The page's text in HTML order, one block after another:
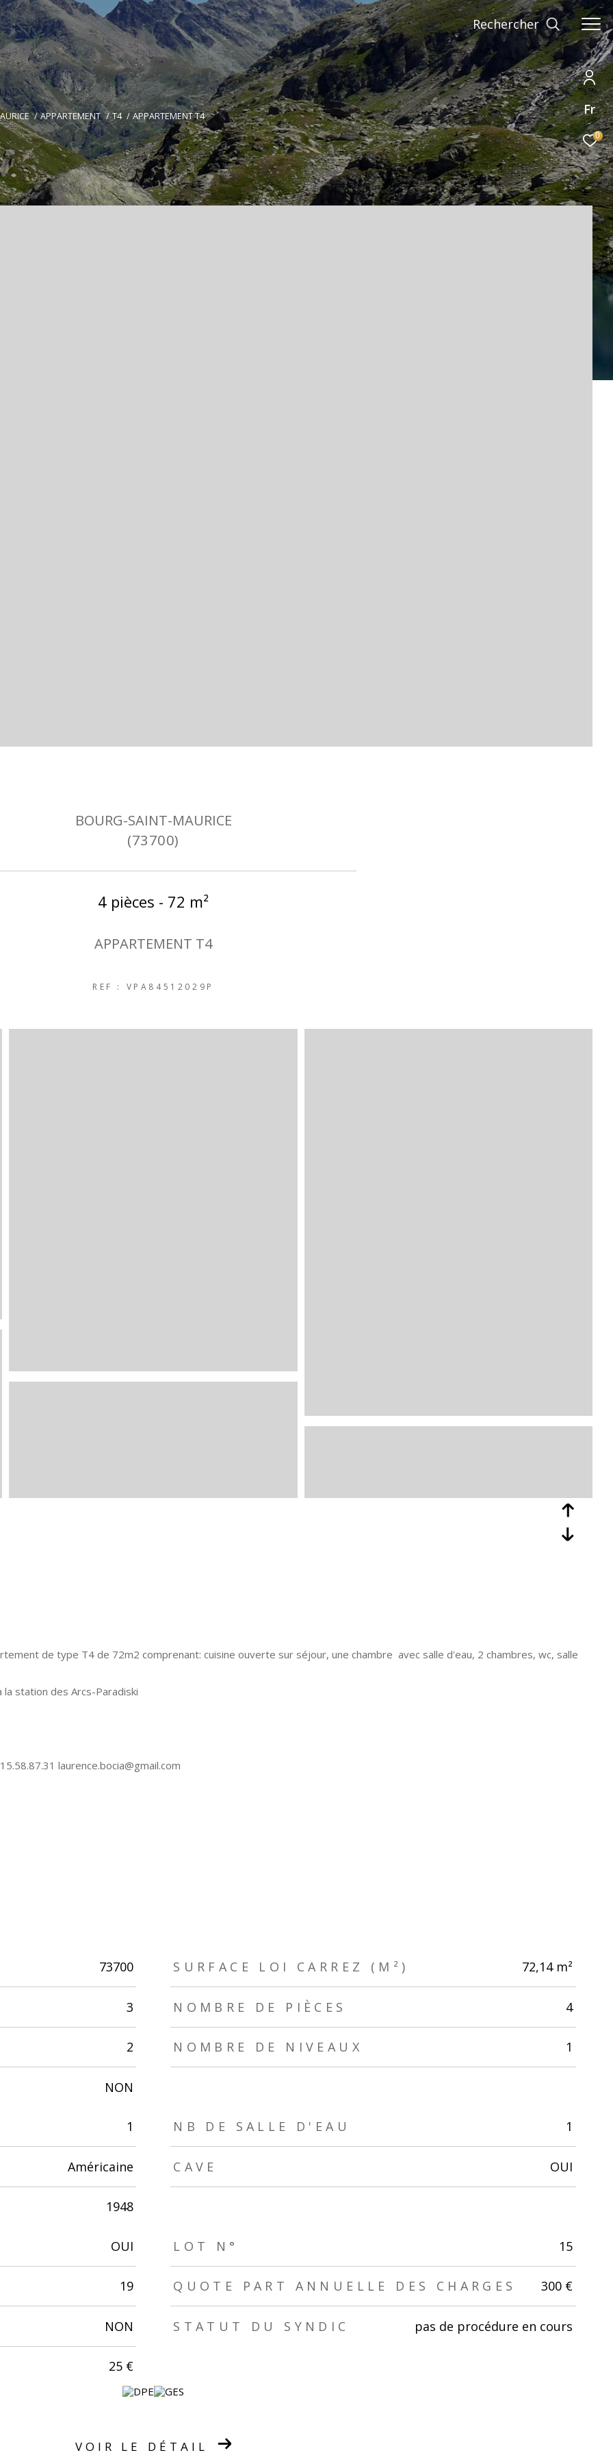
Fr
0
rechercher
Votre
recherche
APPARTEMENT T4 APPARTEMENT T4
BOURG-SAINT-MAURICE
(73700)
4 pièces - 72 m²
APPARTEMENT T4
REF : VPA84512029P
de type T4 de 72m2 comprenant: cuisine ouverte sur séjour, une chambre avec salle d'eau, 2 chambres, wc, salle
station des Arcs-Paradiski
laurence.bocia@gmail.com
73700 SURFACE LOI CARREZ (M²) 72,14 m²
3 NOMBRE DE PIÈCES 4
2 NOMBRE DE NIVEAUX 1
NON
1 NB DE SALLE D'EAU 1
Américaine CAVE OUI
1948
OUI LOT N° 15
19 QUOTE PART ANNUELLE DES CHARGES 300 €
NON STATUT DU SYNDIC pas de procédure en cours
25 €
VOIR LE DÉTAIL